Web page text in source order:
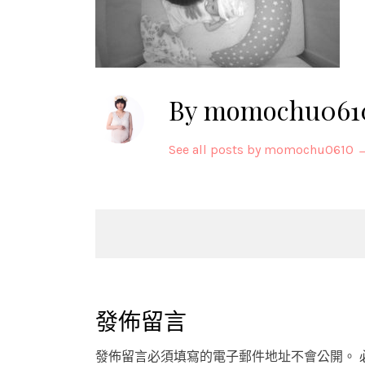
By
See all posts by momochu0610
發佈留言
發佈留言必須填寫的電子郵件地址不會公開。